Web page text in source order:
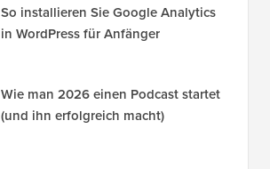
So installieren Sie Google Analytics
in WordPress für Anfänger
Wie man 2026 einen Podcast startet
(und ihn erfolgreich macht)